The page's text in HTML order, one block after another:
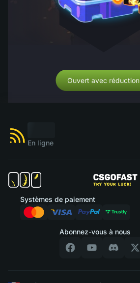
Ouvert avec réduction
En ligne
Abonnez-vous à nous
Systèmes de paiement